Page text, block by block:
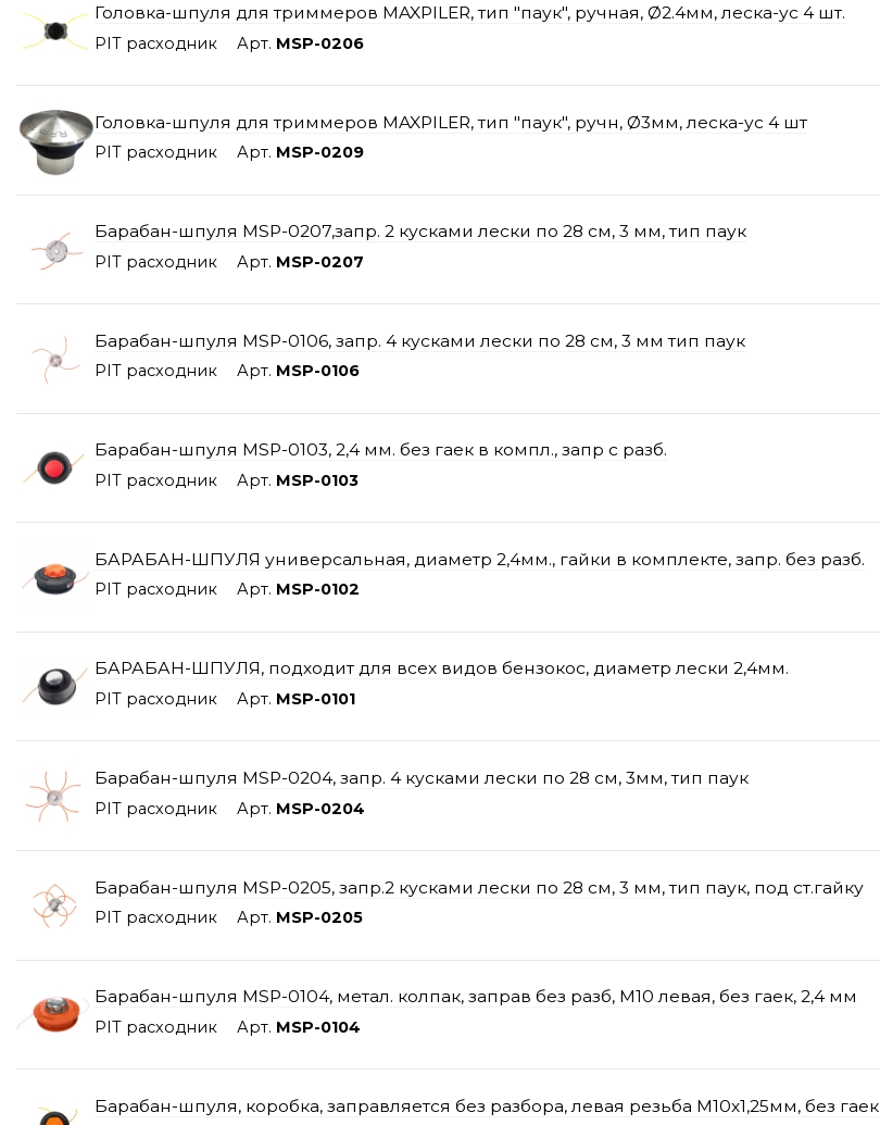
Головка-шпуля для триммеров MAXPILER, тип "паук", ручная, Ø2.4мм, леска-ус 4 шт.
PIT расходник Арт. MSP-0206
Головка-шпуля для триммеров MAXPILER, тип "паук", ручн, Ø3мм, леска-ус 4 шт
PIT расходник Арт. MSP-0209
Барабан-шпуля MSP-0207,запр. 2 кусками лески по 28 см, 3 мм, тип паук
PIT расходник Арт. MSP-0207
Барабан-шпуля MSP-0106, запр. 4 кусками лески по 28 см, 3 мм тип паук
PIT расходник Арт. MSP-0106
Барабан-шпуля MSP-0103, 2,4 мм. без гаек в компл., запр с разб.
PIT расходник Арт. MSP-0103
БАРАБАН-ШПУЛЯ универсальная, диаметр 2,4мм., гайки в комплекте, запр. без разб.
PIT расходник Арт. MSP-0102
БАРАБАН-ШПУЛЯ, подходит для всех видов бензокос, диаметр лески 2,4мм.
PIT расходник Арт. MSP-0101
Барабан-шпуля MSP-0204, запр. 4 кусками лески по 28 см, 3мм, тип паук
PIT расходник Арт. MSP-0204
Барабан-шпуля MSP-0205, запр.2 кусками лески по 28 см, 3 мм, тип паук, под ст.гайку
PIT расходник Арт. MSP-0205
Барабан-шпуля MSP-0104, метал. колпак, заправ без разб, М10 левая, без гаек, 2,4 мм
PIT расходник Арт. MSP-0104
Барабан-шпуля, коробка, заправляется без разбора, левая резьба М10х1,25мм, без гаек